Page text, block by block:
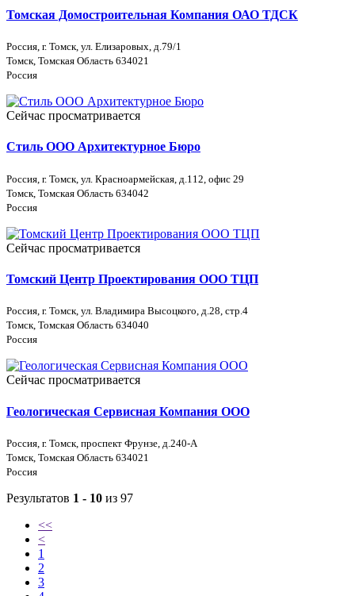
Томская Домостроительная Компания ОАО ТДСК
Россия, г. Томск, ул. Елизаровых, д.79/1
Томск, Томская Область 634021
Россия
Сейчас просматривается
Стиль ООО Архитектурное Бюро
Россия, г. Томск, ул. Красноармейская, д.112, офис 29
Томск, Томская Область 634042
Россия
Сейчас просматривается
Томский Центр Проектирования ООО ТЦП
Россия, г. Томск, ул. Владимира Высоцкого, д.28, стр.4
Томск, Томская Область 634040
Россия
Сейчас просматривается
Геологическая Сервисная Компания ООО
Россия, г. Томск, проспект Фрунзе, д.240-А
Томск, Томская Область 634021
Россия
Результатов 1 - 10 из 97
<<
<
1
2
3